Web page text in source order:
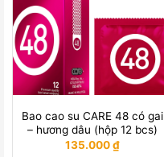
Bao cao su CARE 48 có gai
– hương dâu (hộp 12 bcs)
135.000₫